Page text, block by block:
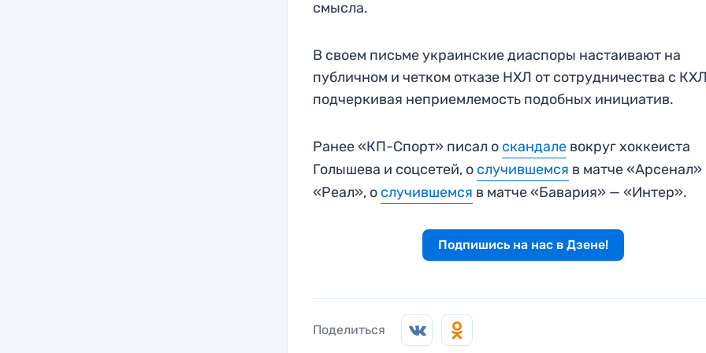
смысла.
В своем письме украинские диаспоры настаивают на
публичном и четком отказе НХЛ от сотрудничества с
подчеркивая неприемлемость подобных инициатив.
Ранее «КП-Спорт» писал о скандале вокруг хоккеиста
Голышева и соцсетей, о случившемся в матче
«Реал», о случившемся в матче «Бавария» — «Интер».
Подпишись на нас в Дзене!
Поделиться